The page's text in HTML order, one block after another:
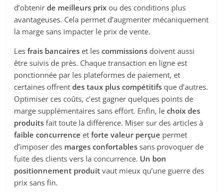
d’obtenirde meilleurs prix ou des conditions plus
avantageuses. Cela permet d’augmenter mécaniquement
la marge sans impacter le prix de vente.
Lesfrais bancaires et lescommissions doivent aussi
être suivis de près. Chaque transaction en ligne est
ponctionnée par les plateformes de paiement, et
certaines offrentdes taux plus compétitifs que d’autres.
Optimiser ces coûts, c’est gagner quelques points de
marge supplémentaires sans effort. Enfin, lechoix des
produits fait toute la différence. Miser sur des articles à
faible concurrence etforte valeur perçue permet
d’imposer des marges confortables sans provoquer de
fuite des clients vers la concurrence. Un bon
positionnement produit vaut mieux qu’une guerre des
prix sans fin.